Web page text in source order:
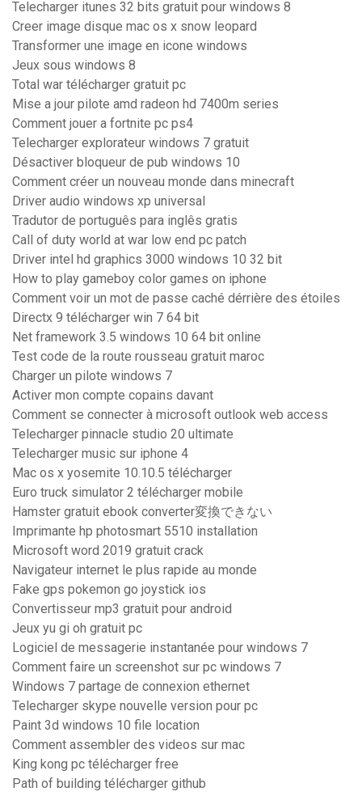
Telecharger itunes 32 bits gratuit pour windows 8
Creer image disque mac os x snow leopard
Transformer une image en icone windows
Jeux sous windows 8
Total war télécharger gratuit pc
Mise a jour pilote amd radeon hd 7400m series
Comment jouer a fortnite pc ps4
Telecharger explorateur windows 7 gratuit
Désactiver bloqueur de pub windows 10
Comment créer un nouveau monde dans minecraft
Driver audio windows xp universal
Tradutor de português para inglês gratis
Call of duty world at war low end pc patch
Driver intel hd graphics 3000 windows 10 32 bit
How to play gameboy color games on iphone
Comment voir un mot de passe caché dérrière des étoiles
Directx 9 télécharger win 7 64 bit
Net framework 3.5 windows 10 64 bit online
Test code de la route rousseau gratuit maroc
Charger un pilote windows 7
Activer mon compte copains davant
Comment se connecter à microsoft outlook web access
Telecharger pinnacle studio 20 ultimate
Telecharger music sur iphone 4
Mac os x yosemite 10.10.5 télécharger
Euro truck simulator 2 télécharger mobile
Hamster gratuit ebook converter変換できない
Imprimante hp photosmart 5510 installation
Microsoft word 2019 gratuit crack
Navigateur internet le plus rapide au monde
Fake gps pokemon go joystick ios
Convertisseur mp3 gratuit pour android
Jeux yu gi oh gratuit pc
Logiciel de messagerie instantanée pour windows 7
Comment faire un screenshot sur pc windows 7
Windows 7 partage de connexion ethernet
Telecharger skype nouvelle version pour pc
Paint 3d windows 10 file location
Comment assembler des videos sur mac
King kong pc télécharger free
Path of building télécharger github